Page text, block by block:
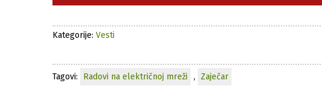
Kategorije: Vesti
Tagovi: Radovi na električnoj mreži , Zaječar